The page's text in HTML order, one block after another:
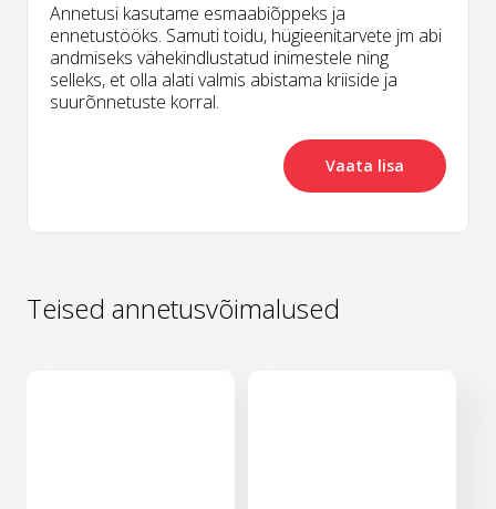
Annetusi kasutame esmaabiõppeks ja
ennetustööks. Samuti toidu, hügieenitarvete jm abi
andmiseks vähekindlustatud inimestele ning
selleks, et olla alati valmis abistama kriiside ja
suurõnnetuste korral.
Vaata lisa
Teised annetusvõimalused